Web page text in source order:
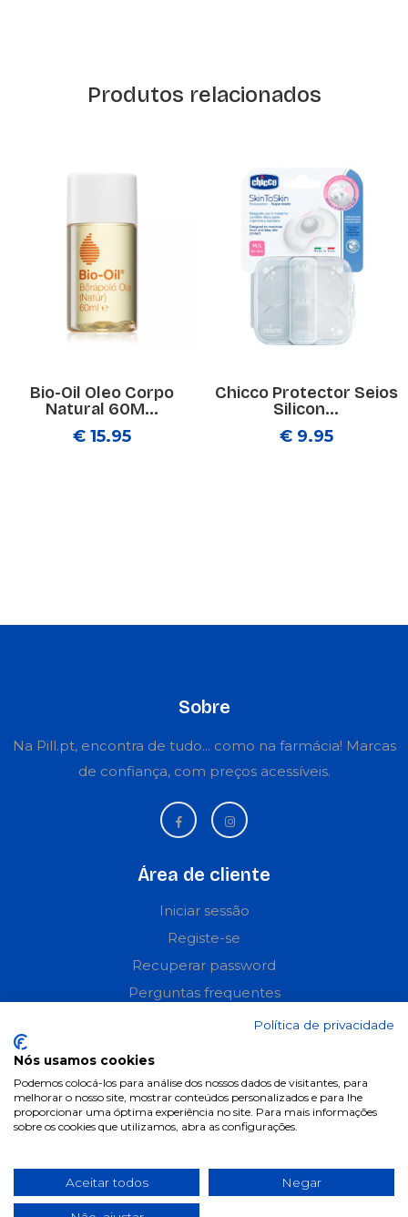
Produtos relacionados
Bio-Oil Oleo Corpo
Natural 60M...
€ 15.95
Chicco Protector Seios
Silicon...
€ 9.95
Sobre
Na Pill.pt, encontra de tudo... como na farmácia! Marcas
de confiança, com preços acessíveis.
Área de cliente
Iniciar sessão
Registe-se
Recuperar password
Perguntas frequentes
Política de privacidade
Política de cookies
Últimas notícias & Blog
Política de privacidade
Nós usamos cookies
Podemos colocá-los para análise dos nossos dados de visitantes, para
melhorar o nosso site, mostrar conteúdos personalizados e para lhe
proporcionar uma óptima experiência no site. Para mais informações
sobre os cookies que utilizamos, abra as configurações.
Aceitar todos Negar